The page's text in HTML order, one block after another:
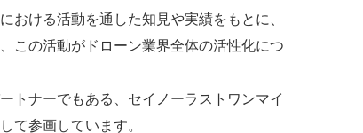
ける活動を通した知見や実績をもとに、
この活動がドローン業界全体の活性化につ
トナーでもある、セイノーラストワンマイ
て参画しています。